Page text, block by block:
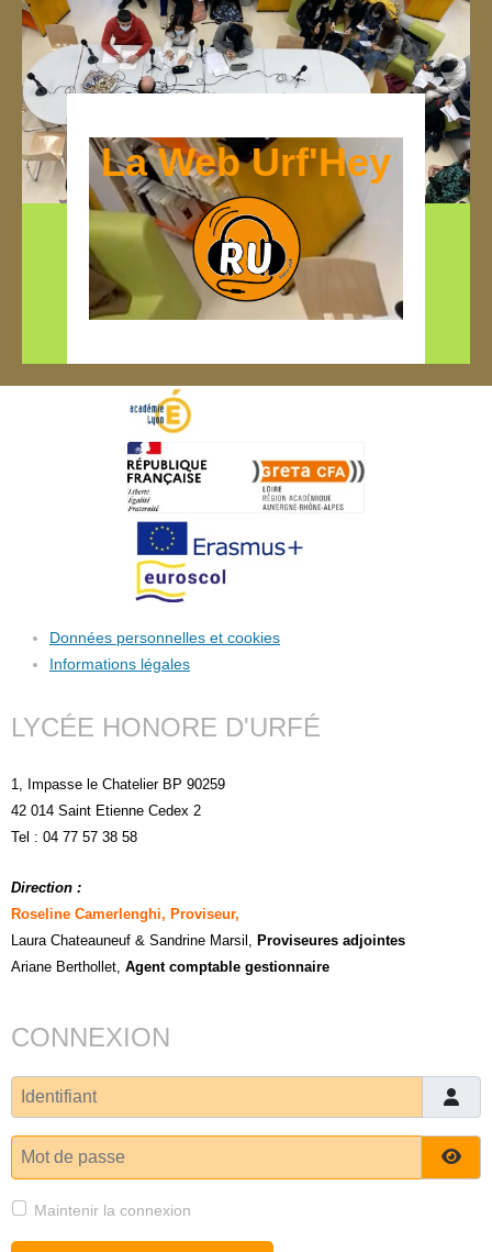
La Web Urf'Hey
Données personnelles et cookies
Informations légales
LYCÉE HONORE D'URFÉ
1, Impasse le Chatelier BP 90259
42 014 Saint Etienne Cedex 2
Tel : 04 77 57 38 58
Direction :
Roseline Camerlenghi, Proviseur,
Laura Chateauneuf & Sandrine Marsil
Proviseures adjointes
Ariane Berthollet, Agent comptable gestionnaire
CONNEXION
Identifiant
Mot de passe
Maintenir la connexion